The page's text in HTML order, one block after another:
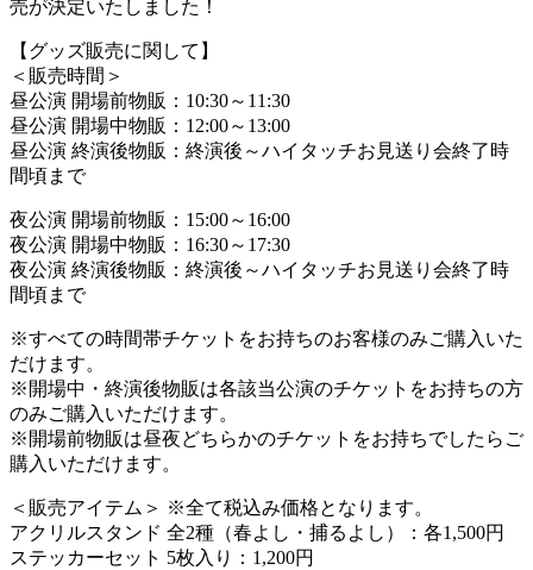
売が決定いたしました！
【グッズ販売に関して】
＜販売時間＞
昼公演 開場前物販：10:30～11:30
昼公演 開場中物販：12:00～13:00
昼公演 終演後物販：終演後～ハイタッチお見送り会終了時
間頃まで
夜公演 開場前物販：15:00～16:00
夜公演 開場中物販：16:30～17:30
夜公演 終演後物販：終演後～ハイタッチお見送り会終了時
間頃まで
※すべての時間帯チケットをお持ちのお客様のみご購入いた
だけます。
※開場中・終演後物販は各該当公演のチケットをお持ちの方
のみご購入いただけます。
※開場前物販は昼夜どちらかのチケットをお持ちでしたらご
購入いただけます。
＜販売アイテム＞ ※全て税込み価格となります。
アクリルスタンド 全2種（春よし・捕るよし）：各1,500円
ステッカーセット 5枚入り：1,200円